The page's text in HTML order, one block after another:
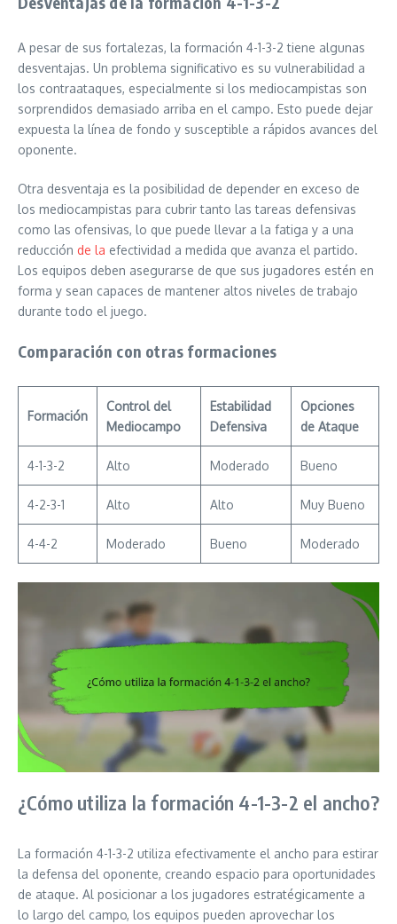
A pesar de sus fortalezas, la formación 4-1-3-2 tiene algunas
desventajas. Un problema significativo es su vulnerabilidad a
los contraataques, especialmente si los mediocampistas son
sorprendidos demasiado arriba en el campo. Esto puede dejar
expuesta la línea de fondo y susceptible a rápidos avances del
oponente.
Otra desventaja es la posibilidad de depender en exceso de
los mediocampistas para cubrir tanto las tareas defensivas
como las ofensivas, lo que puede llevar a la fatiga y a una
reducción de la efectividad a medida que avanza el partido.
Los equipos deben asegurarse de que sus jugadores estén en
forma y sean capaces de mantener altos niveles de trabajo
durante todo el juego.
Comparación con otras formaciones
Formación
Control del
Mediocampo
Estabilidad
Defensiva
Opciones
de Ataque
4-1-3-2 Alto Moderado Bueno
4-2-3-1 Alto Alto Muy Bueno
4-4-2 Moderado Bueno Moderado
¿Cómo utiliza la formación 4-1-3-2 el ancho?
La formación 4-1-3-2 utiliza efectivamente el ancho para estirar
la defensa del oponente, creando espacio para oportunidades
de ataque. Al posicionar a los jugadores estratégicamente a
lo largo del campo, los equipos pueden aprovechar los